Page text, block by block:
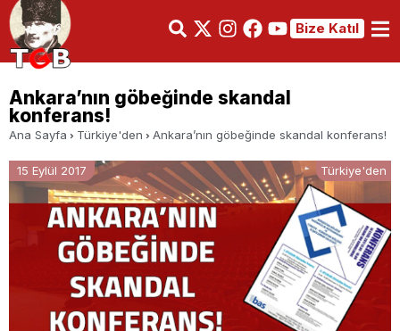
Bize Katıl
Ankara’nın göbeğinde skandal
konferans!
Ana Sayfa Türkiye'den Ankara’nın göbeğinde skandal konferans!
15 Eylül 2017 Türkiye'den